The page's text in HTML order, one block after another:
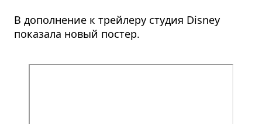
В дополнение к трейлеру студия Disney
показала новый постер.